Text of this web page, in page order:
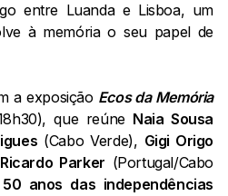
entre Luanda e Lisboa, um
à memória o seu papel de
a exposição Ecos da Memória
que reúne Naia Sousa
(Cabo Verde), Gigi Origo
Ricardo Parker (Portugal/Cabo
50 anos das independências